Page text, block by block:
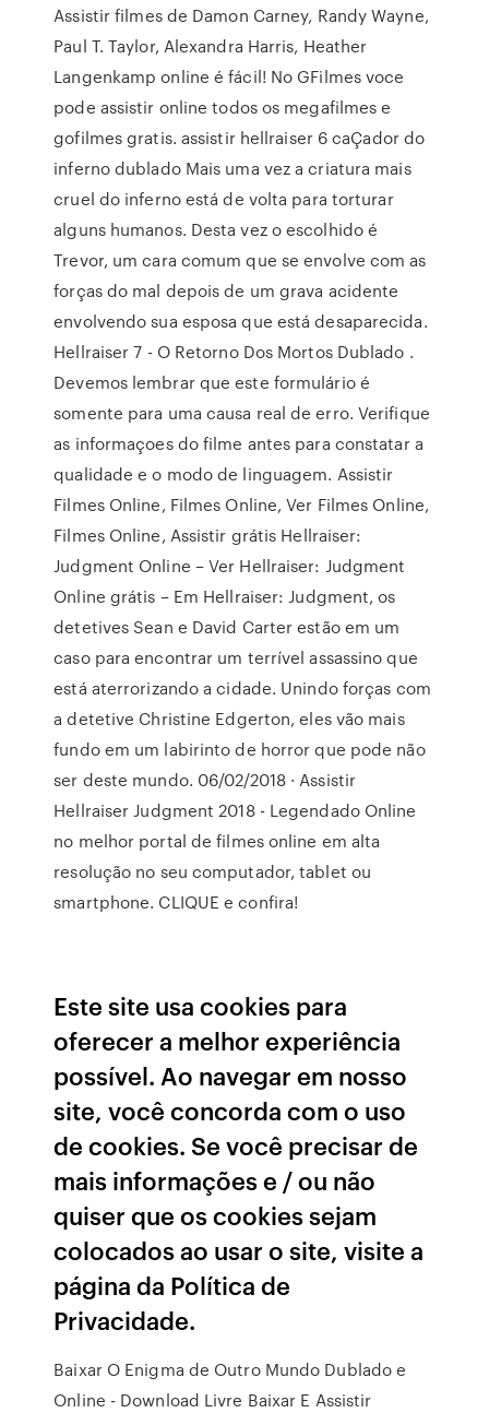
Assistir filmes de Damon Carney, Randy Wayne,
Paul T. Taylor, Alexandra Harris, Heather
Langenkamp online é fácil! No GFilmes voce
pode assistir online todos os megafilmes e
gofilmes gratis. assistir hellraiser 6 caÇador do
inferno dublado Mais uma vez a criatura mais
cruel do inferno está de volta para torturar
alguns humanos. Desta vez o escolhido é
Trevor, um cara comum que se envolve com as
forças do mal depois de um grava acidente
envolvendo sua esposa que está desaparecida.
Hellraiser 7 - O Retorno Dos Mortos Dublado .
Devemos lembrar que este formulário é
somente para uma causa real de erro. Verifique
as informaçoes do filme antes para constatar a
qualidade e o modo de linguagem. Assistir
Filmes Online, Filmes Online, Ver Filmes Online,
Filmes Online, Assistir grátis Hellraiser:
Judgment Online – Ver Hellraiser: Judgment
Online grátis – Em Hellraiser: Judgment, os
detetives Sean e David Carter estão em um
caso para encontrar um terrível assassino que
está aterrorizando a cidade. Unindo forças com
a detetive Christine Edgerton, eles vão mais
fundo em um labirinto de horror que pode não
ser deste mundo. 06/02/2018 · Assistir
Hellraiser Judgment 2018 - Legendado Online
no melhor portal de filmes online em alta
resolução no seu computador, tablet ou
smartphone. CLIQUE e confira!
Este site usa cookies para
oferecer a melhor experiência
possível. Ao navegar em nosso
site, você concorda com o uso
de cookies. Se você precisar de
mais informações e / ou não
quiser que os cookies sejam
colocados ao usar o site, visite a
página da Política de
Privacidade.
Baixar O Enigma de Outro Mundo Dublado e
Online - Download Livre Baixar E Assistir